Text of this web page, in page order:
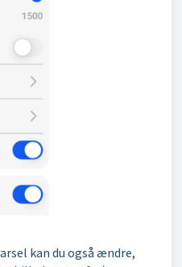
kan du også ændre,